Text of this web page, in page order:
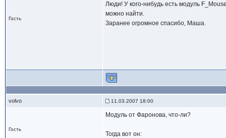
Гость
Люди! У кого-нибудь есть модуль
можно найти.
Заранее огромное спасибо, Маша.
volvo 11.03.2007 18:00
Гость
Модуль от Фаронова, что-ли?
Тогда вот он: